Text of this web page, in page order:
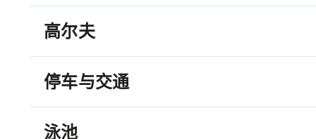
高尔夫
停车与交通
泳池